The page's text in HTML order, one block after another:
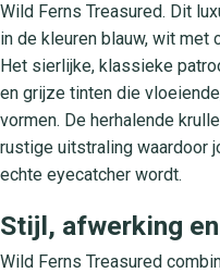
Wild Ferns Treasured. Dit
in de kleuren blauw, wit met
Het sierlijke, klassieke
en grijze tinten die
vormen. De herhalende
rustige uitstraling waardoor
echte eyecatcher wordt.
Stijl, afwerking
Wild Ferns Treasured